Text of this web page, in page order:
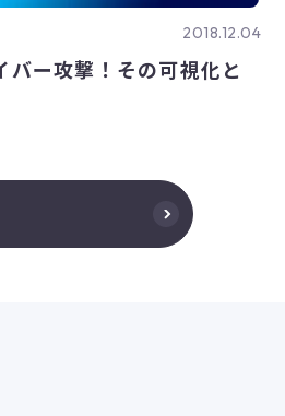
2018.12.04
バー攻撃！その可視化と